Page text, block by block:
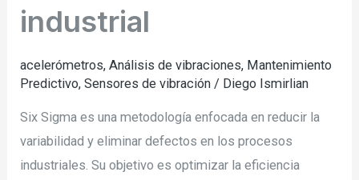
industrial
acelerómetros,Análisis de vibraciones, Mantenimiento
Predictivo,Sensores de vibración / Diego Ismirlian
Six Sigma es una metodología enfocada en reducir la
variabilidad y eliminar defectos en los procesos
industriales. Su objetivo es optimizar la eficiencia